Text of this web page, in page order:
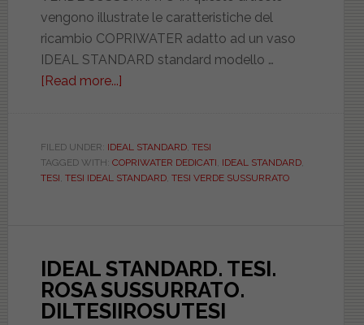
vengono illustrate le caratteristiche del
ricambio COPRIWATER adatto ad un vaso
IDEAL STANDARD standard modello …
[Read more...]
TESI.
VERDE
SUSSURRATO.
FILED UNDER: IDEAL STANDARD, TESI
TAGGED WITH: COPRIWATER DEDICATI, IDEAL STANDARD,
TESI, TESI IDEAL STANDARD, TESI VERDE SUSSURRATO
IDEAL STANDARD. TESI.
ROSA SUSSURRATO.
DILTESIIROSUTESI